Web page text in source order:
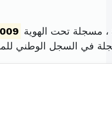
مسجلة تحت الهوية
في السجل الوطني